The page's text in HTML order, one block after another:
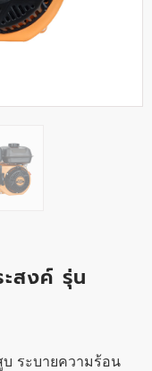
สงค์ รุ่น
บ ระบายความร้อน